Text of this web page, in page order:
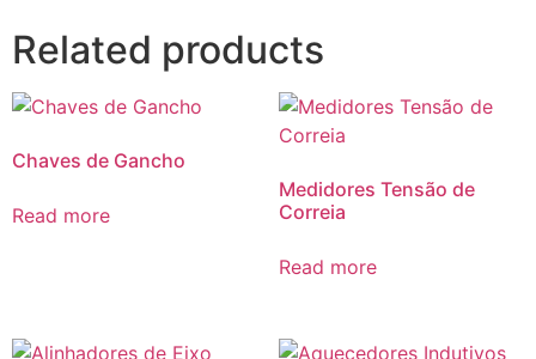
Related products
Chaves de Gancho
Read more
Medidores Tensão de
Correia
Read more